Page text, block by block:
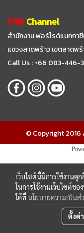
FRMChannel
สำนักงาน ฟอร์ไรด์แมกกา
แขวงลาดพร้าว เขตลาดพ
Call Us : +66 083-446-
© Copyright 2016
เว็บไซต์นี้มีการใช้งาน
ในการใช้งานเว็บไซต์ข
ได้ที่นโยบายความเป็นส่
ตั้งค่